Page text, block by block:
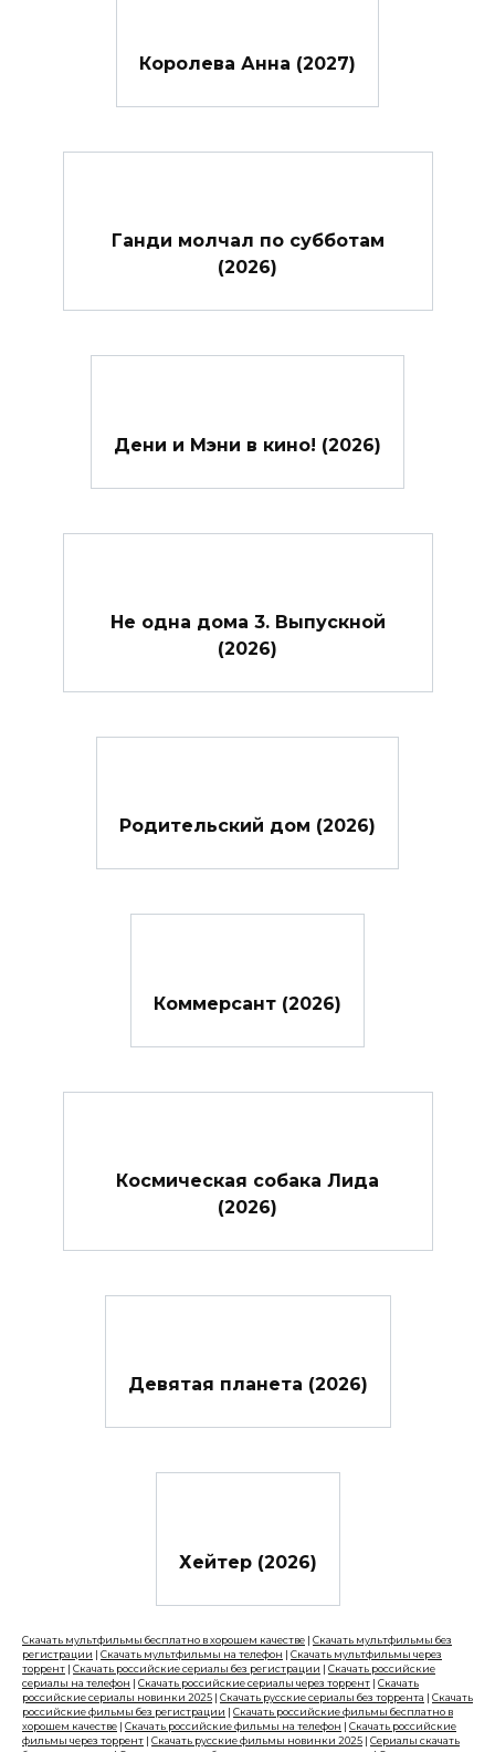
Королева Анна (2027)
Ганди молчал по субботам
(2026)
Дени и Мэни в кино! (2026)
Не одна дома 3. Выпускной
(2026)
Родительский дом (2026)
Коммерсант (2026)
Космическая собака Лида
(2026)
Девятая планета (2026)
Хейтер (2026)
Скачать мультфильмы бесплатно в хорошем качестве | Скачать мультфильмы без
регистрации | Скачать мультфильмы на телефон | Скачать мультфильмы через
торрент | Скачать российские сериалы без регистрации | Скачать российские
сериалы на телефон | Скачать российские сериалы через торрент | Скачать
российские сериалы новинки 2025 | Скачать русские сериалы без торрента | Скачать
российские фильмы без регистрации | Скачать российские фильмы бесплатно в
хорошем качестве | Скачать российские фильмы на телефон | Скачать российские
фильмы через торрент | Скачать русские фильмы новинки 2025 | Сериалы скачать